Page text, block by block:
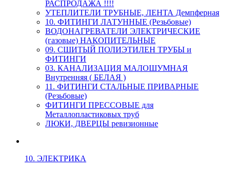
РАСПРОДАЖА !!!!
УТЕПЛИТЕЛИ ТРУБНЫЕ, ЛЕНТА Демпферная
10. ФИТИНГИ ЛАТУННЫЕ (Резьбовые)
ВОДОНАГРЕВАТЕЛИ ЭЛЕКТРИЧЕСКИЕ
(газовые) НАКОПИТЕЛЬНЫЕ
09. СШИТЫЙ ПОЛИЭТИЛЕН ТРУБЫ и
ФИТИНГИ
03. КАНАЛИЗАЦИЯ МАЛОШУМНАЯ
Внутренняя ( БЕЛАЯ )
11. ФИТИНГИ СТАЛЬНЫЕ ПРИВАРНЫЕ
(Резьбовые)
ФИТИНГИ ПРЕССОВЫЕ для
Металлопластиковых труб
ЛЮКИ, ДВЕРЦЫ ревизионные
10. ЭЛЕКТРИКА